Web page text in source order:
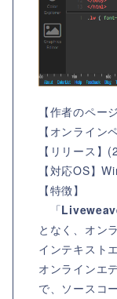
【作者のページ
【オンライン
【リリース】
【対応OS】
【特徴】
「
となく、オン
インテキスト
オンラインエ
で、ソースコ